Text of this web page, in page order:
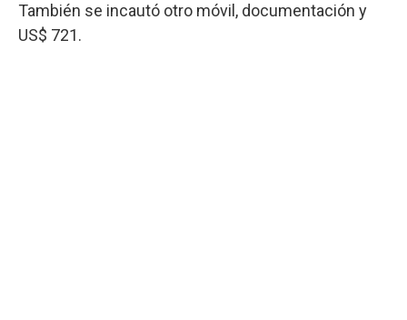
También se incautó otro móvil, documentación y
US$ 721.